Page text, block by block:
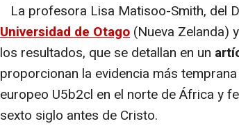
La profesora Lisa Matisoo-Smith, del
Universidad de Otago (Nueva Zelanda)
los resultados, que se detallan en un
proporcionan la evidencia más
europeo U5b2cl en el norte de África y
sexto siglo antes de Cristo.